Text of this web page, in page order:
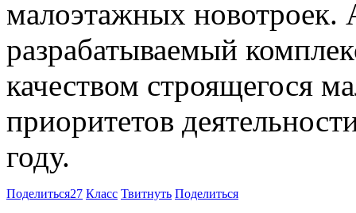
малоэтажных новотроек.
разрабатываемый
качеством строящегося
приоритетов
году.
Поделиться27 Класс Твитнуть Поделиться